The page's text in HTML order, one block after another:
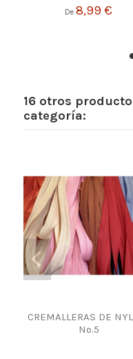
De8,99 €
16 otros
categoría:
CREMALLERAS DE
Nº.5